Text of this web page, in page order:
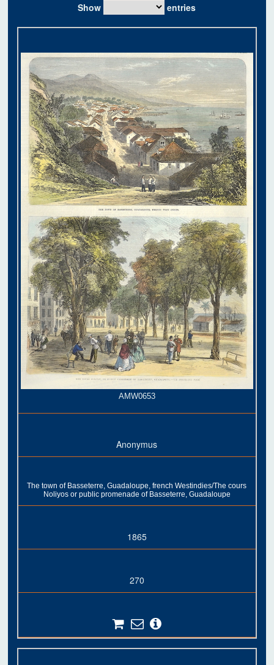
Show entries
AMW0653
Anonymus
The town of Basseterre, Guadaloupe, french Westindies/The cours
Noliyos or public promenade of Basseterre, Guadaloupe
1865
270